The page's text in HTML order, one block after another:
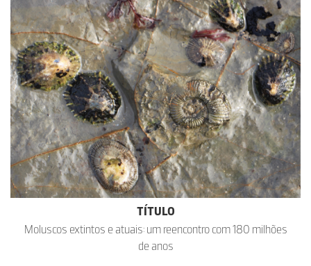
TÍTULO
Moluscos extintos e atuais: um reencontro com 180 milhões
de anos